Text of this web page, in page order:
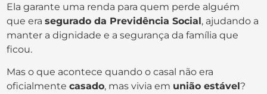
Ela garante uma renda para quem perde alguém
que erasegurado da Previdência Social, ajudando a
manter a dignidade e a segurança da família que
ficou.
Mas o que acontece quando o casal não era
oficialmentecasado, mas vivia em união estável?